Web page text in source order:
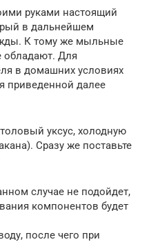
руками настоящий
в дальнейшем
К тому же мыльные
обладают. Для
в домашних условиях
приведенной далее
уксус, холодную
Сразу же поставьте
случае не подойдет,
компонентов будет
после чего при